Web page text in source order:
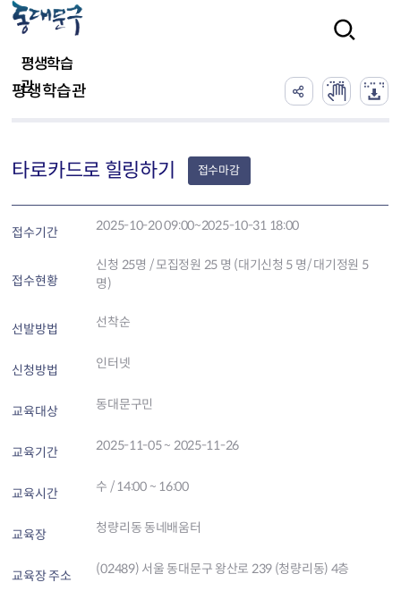
평생학습
관
평생학습관
타로카드로 힐링하기 접수마감
접수기간 2025-10-20 09:00~2025-10-31 18:00
접수현황
신청 25명 / 모집정원 25 명 (대기신청 5 명/ 대기정원 5
명)
선발방법 선착순
신청방법 인터넷
교육대상 동대문구민
교육기간 2025-11-05 ~ 2025-11-26
교육시간 수 / 14:00 ~ 16:00
교육장 청량리동 동네배움터
교육장 주소 (02489) 서울 동대문구 왕산로 239 (청량리동) 4층